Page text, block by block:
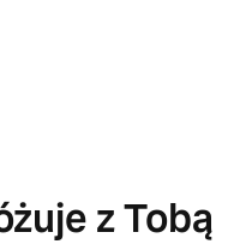
z Tobą